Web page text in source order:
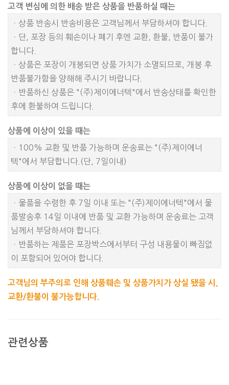
고객 변심에 의한 배송 받은 상품을 반품하실 때는
ㆍ상품 반송시 반송비용은 고객님께서 부담하셔야 합니다.
ㆍ단, 포장 등의 훼손이나 폐기 후엔 교환, 환불, 반품이 불가
합니다.
ㆍ상품은 포장이 개봉되면 상품 가치가 소멸되므로, 개봉 후
반품불가함을 양해해 주시기 바랍니다.
ㆍ반품하신 상품은 "(주)제이에너텍"에서 반송상태를 확인한
후에 환불하여 드립니다.
상품에 이상이 있을 때는
ㆍ100% 교환 및 반품 가능하며 운송료는 "(주)제이에너
텍"에서 부담합니다.(단, 7일이내)
상품에 이상이 없을 때는
ㆍ물품을 수령한 후 7일 이내 또는 "(주)제이에너텍"에서 물
품발송후 14일 이내에 반품 및 교환 가능하며 운송료는 고객
님께서 부담하셔야 합니다.
ㆍ반품하는 제품은 포장박스에서부터 구성 내용물이 빠짐없
이 포함되어 있어야 합니다.
고객님의 부주의로 인해 상품훼손 및 상품가치가 상실 됐을 시,
교환/환불이 불가능합니다.
관련상품